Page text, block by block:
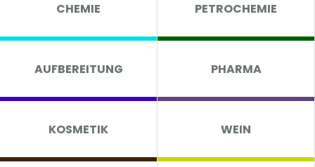
CHEMIE PETROCHEMIE
AUFBEREITUNG PHARMA
KOSMETIK WEIN